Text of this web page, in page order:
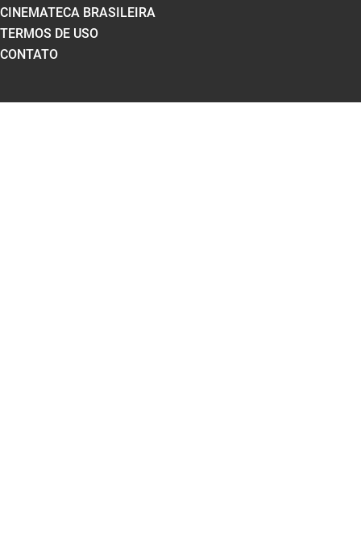
CINEMATECA BRASILEIRA
TERMOS DE USO
CONTATO